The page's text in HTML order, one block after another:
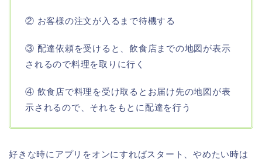
② お客様の注文が入るまで待機する
③ 配達依頼を受けると、飲食店までの地図が表示
されるので料理を取りに行く
④ 飲食店で料理を受け取るとお届け先の地図が表
示されるので、それをもとに配達を行う
好きな時にアプリをオンにすればスタート、やめたい時は